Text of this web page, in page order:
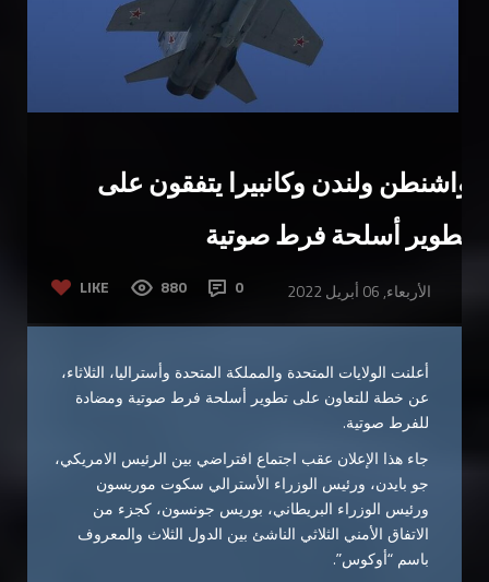
واشنطن ولندن وكانبيرا يتفقون على
تطوير أسلحة فرط صوتية
LIKE 880 0 الأربعاء, 06 أبريل 2022
أعلنت الولايات المتحدة والمملكة المتحدة وأستراليا، الثلاثاء،
عن خطة للتعاون على تطوير أسلحة فرط صوتية ومضادة
للفرط صوتية.
جاء هذا الإعلان عقب اجتماع افتراضي بين الرئيس الامريكي،
جو بايدن، ورئيس الوزراء الأسترالي سكوت موريسون
ورئيس الوزراء البريطاني، بوريس جونسون، كجزء من
الاتفاق الأمني الثلاثي الناشئ بين الدول الثلاث والمعروف
باسم “أوكوس”.